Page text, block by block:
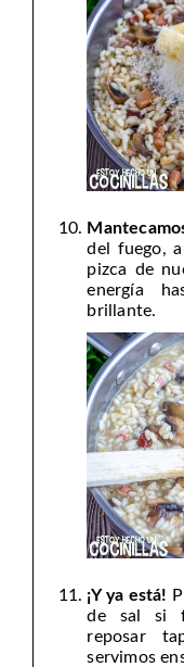
del fuego,
pizca de
energía
brillante.
¡Y ya está!
de sal si
reposar
servimos